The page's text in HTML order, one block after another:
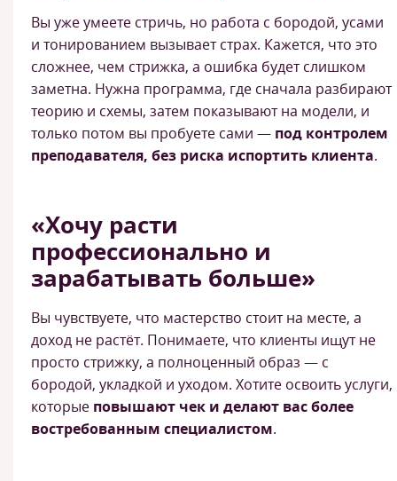
Вы уже умеете стричь, но работа с бородой, усами
и тонированием вызывает страх. Кажется, что это
сложнее, чем стрижка, а ошибка будет слишком
заметна. Нужна программа, где сначала разбирают
теорию и схемы, затем показывают на модели, и
только потом вы пробуете сами — под контролем
преподавателя, без риска испортить клиента.
«Хочу расти
профессионально и
зарабатывать больше»
Вы чувствуете, что мастерство стоит на месте, а
доход не растёт. Понимаете, что клиенты ищут не
просто стрижку, а полноценный образ — с
бородой, укладкой и уходом. Хотите освоить услуги,
которые повышают чек и делают вас более
востребованным специалистом.